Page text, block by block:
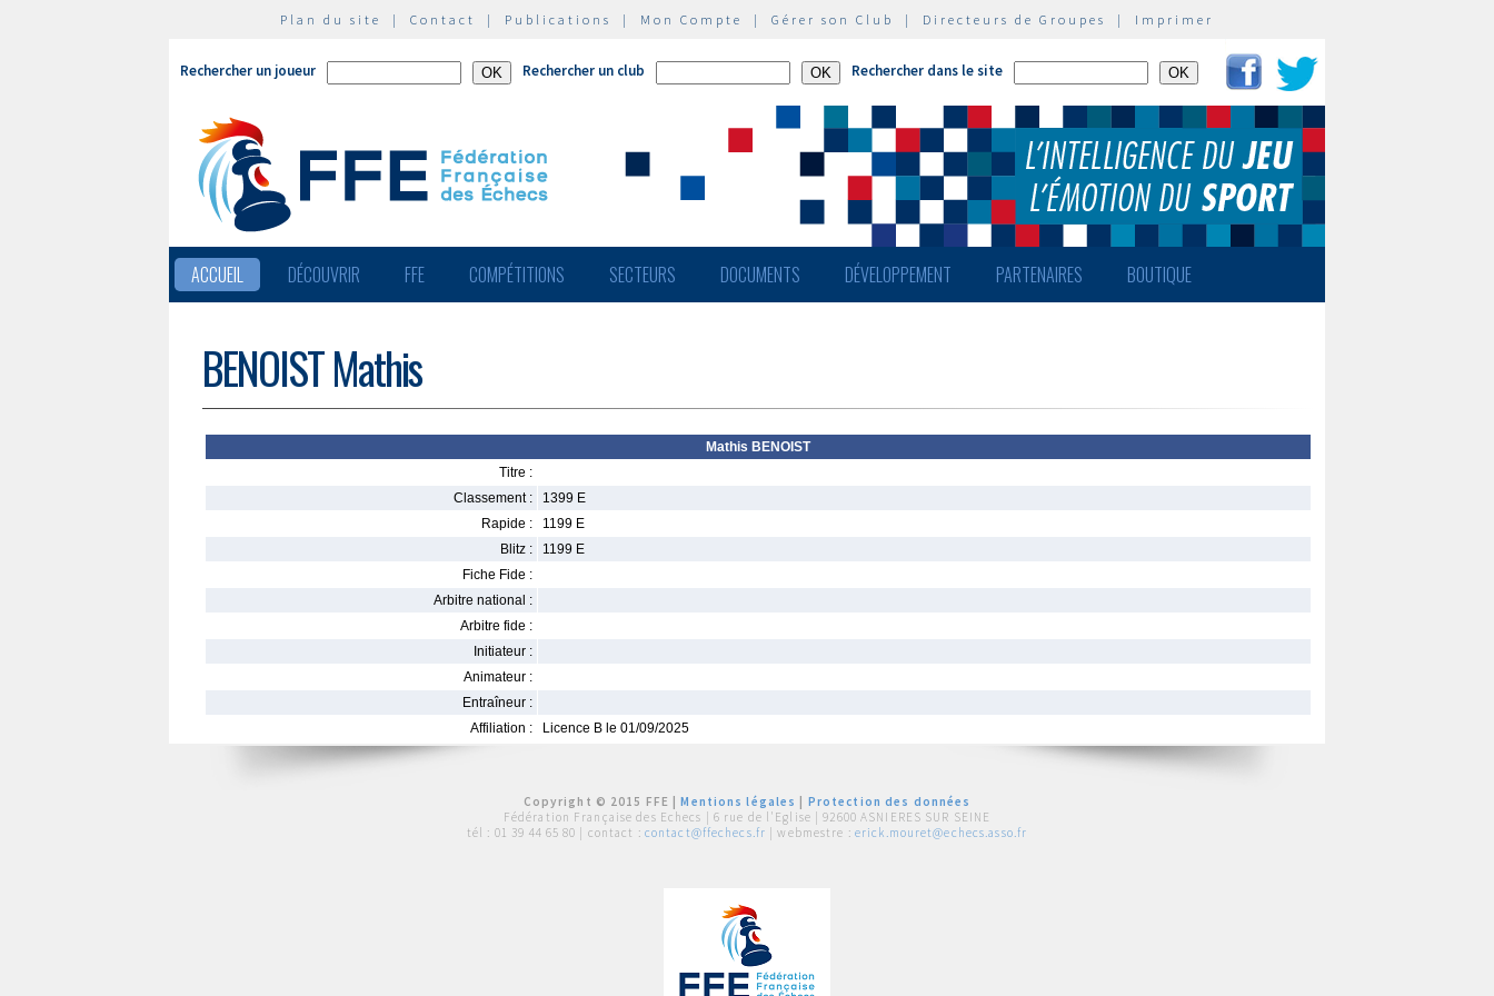
Plan du site | Contact | Publications | Mon Compte | Gérer son Club | Directeurs de Groupes | Imprimer
Rechercher un joueur Rechercher un club Rechercher dans le site
ACCUEIL DÉCOUVRIR FFE COMPÉTITIONS SECTEURS DOCUMENTS DÉVELOPPEMENT PARTENAIRES BOUTIQUE
BENOIST Mathis
Mathis BENOIST
Titre :
Classement :
1399 E
Rapide :
1199 E
Blitz :
1199 E
Fiche Fide :
Arbitre national :
Arbitre fide :
Initiateur :
Animateur :
Entraîneur :
Affiliation :
Licence B le 01/09/2025
Copyright © 2015 FFE |Mentions légales
Protection des données
Fédération Française des Echecs | 6 rue de l'Eglise | 92600 ASNIERES SUR SEINE
tél : 01 39 44 65 80 | contact : contact@ffechecs.fr | webmestre : erick.mouret@echecs.asso.fr